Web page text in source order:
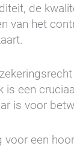
de
van het
is een
is voor
een